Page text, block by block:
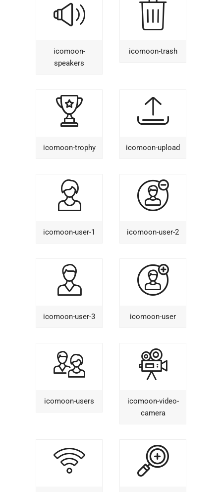
icomoon-
speakers
icomoon-trash
icomoon-trophy icomoon-upload
icomoon-user-1 icomoon-user-2
icomoon-user-3 icomoon-user
icomoon-users
icomoon-video-
camera